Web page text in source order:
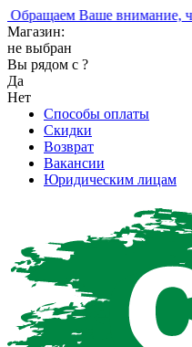
Ваше внимание, что
Магазин:
не выбран
Вы рядом с ?
Да
Нет
Способы оплаты
Скидки
Возврат
Вакансии
Юридическим лицам